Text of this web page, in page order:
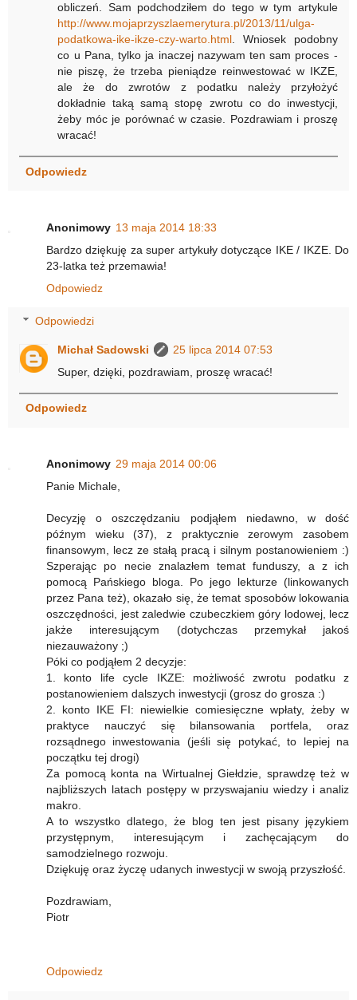
obliczeń. Sam podchodziłem do tego w tym artykule
http://www.mojaprzyszlaemerytura.pl/2013/11/ulga-
podatkowa-ike-ikze-czy-warto.html. Wniosek podobny
co u Pana, tylko ja inaczej nazywam ten sam proces -
nie piszę, że trzeba pieniądze reinwestować w IKZE,
ale że do zwrotów z podatku należy przyłożyć
dokładnie taką samą stopę zwrotu co do inwestycji,
żeby móc je porównać w czasie. Pozdrawiam i proszę
wracać!
Odpowiedz
Anonimowy 13 maja 2014 18:33
Bardzo dziękuję za super artykuły dotyczące IKE / IKZE. Do
23-latka też przemawia!
Odpowiedz
Odpowiedzi
Michał Sadowski
25 lipca 2014 07:53
Super, dzięki, pozdrawiam, proszę wracać!
Odpowiedz
Anonimowy 29 maja 2014 00:06
Panie Michale,
Decyzję o oszczędzaniu podjąłem niedawno, w dość
późnym wieku (37), z praktycznie zerowym zasobem
finansowym, lecz ze stałą pracą i silnym postanowieniem :)
Szperając po necie znalazłem temat funduszy, a z ich
pomocą Pańskiego bloga. Po jego lekturze (linkowanych
przez Pana też), okazało się, że temat sposobów lokowania
oszczędności, jest zaledwie czubeczkiem góry lodowej, lecz
jakże interesującym (dotychczas przemykał jakoś
niezauważony ;)
Póki co podjąłem 2 decyzje:
1. konto life cycle IKZE: możliwość zwrotu podatku z
postanowieniem dalszych inwestycji (grosz do grosza :)
2. konto IKE FI: niewielkie comiesięczne wpłaty, żeby w
praktyce nauczyć się bilansowania portfela, oraz
rozsądnego inwestowania (jeśli się potykać, to lepiej na
początku tej drogi)
Za pomocą konta na Wirtualnej Giełdzie, sprawdzę też w
najbliższych latach postępy w przyswajaniu wiedzy i analiz
makro.
A to wszystko dlatego, że blog ten jest pisany językiem
przystępnym, interesującym i zachęcającym do
samodzielnego rozwoju.
Dziękuję oraz życzę udanych inwestycji w swoją przyszłość.
Pozdrawiam,
Piotr
Odpowiedz